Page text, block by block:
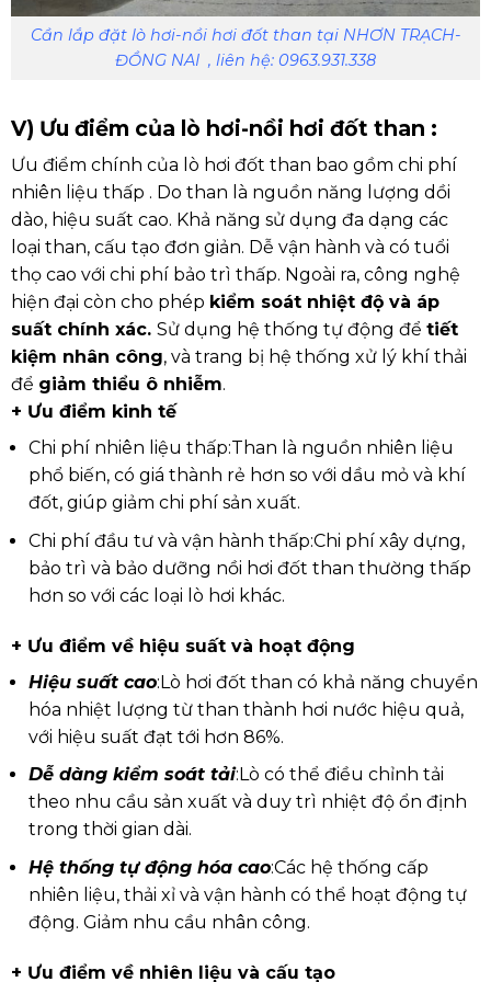
Cần lắp đặt lò hơi-nồi hơi đốt than tại NHƠN TRẠCH-
ĐỒNG NAI , liên hệ: 0963.931.338
V) Ưu điểm của lò hơi-nồi hơi đốt than :
Ưu điểm chính của lò hơi đốt than bao gồm chi phí
nhiên liệu thấp . Do than là nguồn năng lượng dồi
dào, hiệu suất cao. Khả năng sử dụng đa dạng các
loại than, cấu tạo đơn giản. Dễ vận hành và có tuổi
thọ cao với chi phí bảo trì thấp. Ngoài ra, công nghệ
hiện đại còn cho phép kiểm soát nhiệt độ và áp
suất chính xác. Sử dụng hệ thống tự động để tiết
kiệm nhân công, và trang bị hệ thống xử lý khí thải
để giảm thiểu ô nhiễm.
+ Ưu điểm kinh tế
Chi phí nhiên liệu thấp:Than là nguồn nhiên liệu
phổ biến, có giá thành rẻ hơn so với dầu mỏ và khí
đốt, giúp giảm chi phí sản xuất.
Chi phí đầu tư và vận hành thấp:Chi phí xây dựng,
bảo trì và bảo dưỡng nồi hơi đốt than thường thấp
hơn so với các loại lò hơi khác.
+ Ưu điểm về hiệu suất và hoạt động
Hiệu suất cao:Lò hơi đốt than có khả năng chuyển
hóa nhiệt lượng từ than thành hơi nước hiệu quả,
với hiệu suất đạt tới hơn 86%.
Dễ dàng kiểm soát tải: Lò có thể điều chỉnh tải
theo nhu cầu sản xuất và duy trì nhiệt độ ổn định
trong thời gian dài.
Hệ thống tự động hóa cao:Các hệ thống cấp
nhiên liệu, thải xỉ và vận hành có thể hoạt động tự
động. Giảm nhu cầu nhân công.
+ Ưu điểm về nhiên liệu và cấu tạo